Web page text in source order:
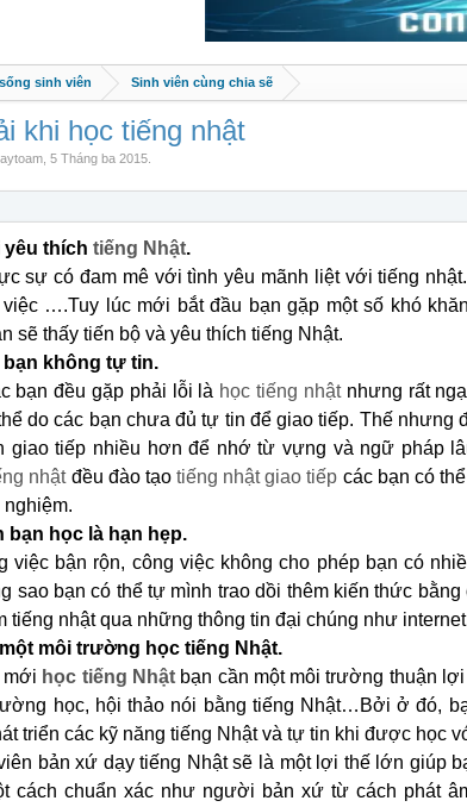
sinh viên Sinh viên cùng chia sẽ
khi học tiếng nhật
5 Tháng ba 2015
yêu thích tiếng Nhật.
sự có đam mê với tình yêu mãnh liệt với tiếng
….Tuy lúc mới bắt đầu bạn gặp một số khó
sẽ thấy tiến bộ và yêu thích tiếng Nhật.
bạn không tự tin.
bạn đều gặp phải lỗi là học tiếng nhậtnhưng rất
do các bạn chưa đủ tự tin để giao tiếp. Thế nhưng
giao tiếp nhiều hơn để nhớ từ vựng và ngữ pháp
nhật đều đào tạo tiếng nhật giao tiếp các bạn có
bạn học là hạn hẹp.
việc bận rộn, công việc không cho phép bạn có
sao bạn có thể tự mình trao dồi thêm kiến thức
tiếng nhật qua những thông tin đại chúng như
môi trường học tiếng Nhật.
học tiếng Nhật bạn cần một môi trường thuận
học, hội thảo nói bằng tiếng Nhật…Bởi ở đó,
triển các kỹ năng tiếng Nhật và tự tin khi được học
bản xứ dạy tiếng Nhật sẽ là một lợi thế lớn giúp
cách chuẩn xác như người bản xứ từ cách phát